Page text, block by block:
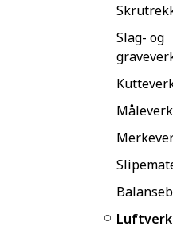
Slag- og